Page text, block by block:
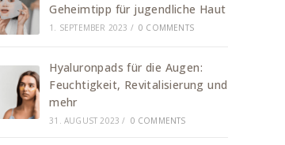
Geheimtipp für jugendliche Haut
1. SEPTEMBER 2023 / 0 COMMENTS
Hyaluronpads für die Augen:
Feuchtigkeit, Revitalisierung und
mehr
31. AUGUST 2023 / 0 COMMENTS